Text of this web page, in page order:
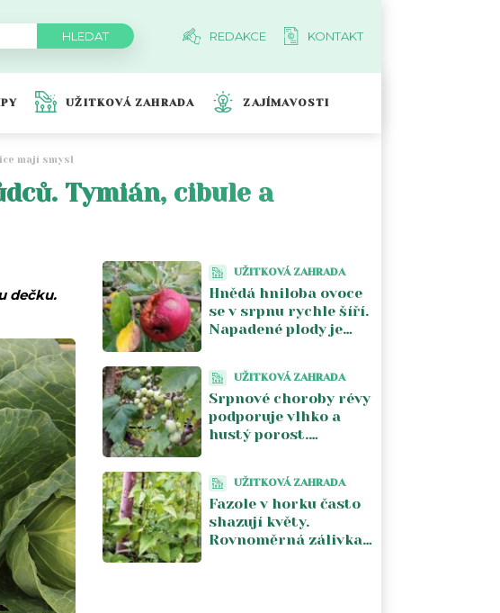
REDAKCE KONTAKT
UŽITKOVÁ ZAHRADA ZAJÍMAVOSTI
mají smysl
Tymián, cibule a
dečku.
UŽITKOVÁ ZAHRADA
Hnědá hniloba ovoce
se v srpnu rychle šíří.
Napadené plody je
UŽITKOVÁ ZAHRADA
Srpnové choroby révy
podporuje vlhko a
hustý porost.
napadených částí
UŽITKOVÁ ZAHRADA
Fazole v horku často
shazují květy.
Rovnoměrná zálivka